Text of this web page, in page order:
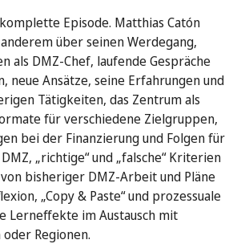
Episode. Matthias Catón
über seinen Werdegang,
als DMZ-Chef, laufende Gespräche
neue Ansätze, seine Erfahrungen und
Tätigkeiten, das Zentrum als
für verschiedene Zielgruppen,
bei der Finanzierung und Folgen für
„richtige“ und „falsche“ Kriterien
bisheriger DMZ-Arbeit und Pläne
„Copy & Paste“ und prozessuale
Lerneffekte im Austausch mit
Regionen.